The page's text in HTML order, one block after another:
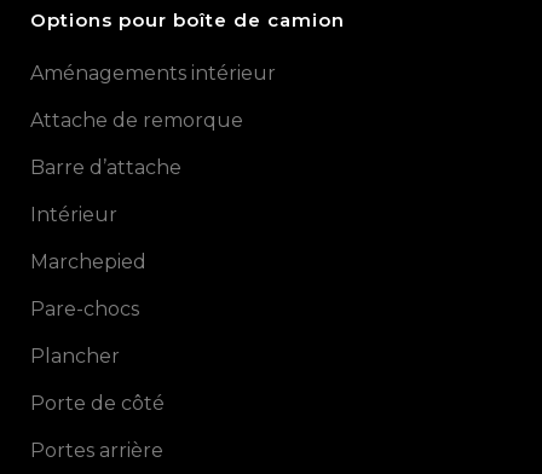
Options pour boîte de camion
Aménagements intérieur
Attache de remorque
Barre d’attache
Intérieur
Marchepied
Pare-chocs
Plancher
Porte de côté
Portes arrière